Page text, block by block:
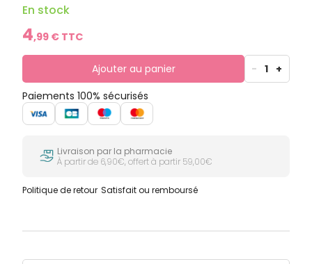
comme au plaisir de vos papilles Herbesan vous
garantit une véritable moment aussi plaisant que
savoureux grâce à la douceur de l'arôme naturel
d'ananas.
En stock
4,99 € TTC
Ajouter au panier - 1 +
Paiements 100% sécurisés
Livraison par la pharmacie
À partir de 6,90€, offert à partir 59,00€
Politique de retour Satisfait ou remboursé